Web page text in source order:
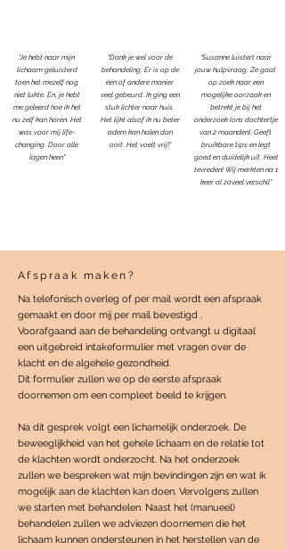
"Je hebt naar mijn
lichaam geluisterd
toen het mezelf nog
niet lukte. En, je hebt
me geleerd hoe ik het
nu zelf kan horen. Het
was voor mij life-
changing. Door alle
lagen heen"
"Dank je wel voor de
behandeling. Er is op de
één of andere manier
veel gebeurd. Ik ging een
stuk lichter naar huis.
Het lijkt alsof ik nu beter
adem kan halen dan
ooit. Het voelt vrij!"
“Susanne luistert naar
jouw hulpvraag. Ze gaat
op zoek naar een
mogelijke oorzaak en
betrekt je bij het
onderzoek (ons dochtertje
van 2 maanden). Geeft
bruikbare tips en legt
goed en duidelijk uit. Heel
tevreden! Wij merkten na 1
keer al zoveel verschil”
Afspraak maken?
Na telefonisch overleg of per mail wordt een afspraak
gemaakt en door mij per mail bevestigd .
Voorafgaand aan de behandeling ontvangt u digitaal
een uitgebreid intakeformulier met vragen over de
klacht en de algehele gezondheid.
Dit formulier zullen we op de eerste afspraak
doornemen om een compleet beeld te krijgen.
Na dit gesprek volgt een lichamelijk onderzoek. De
beweeglijkheid van het gehele lichaam en de relatie tot
de klachten wordt onderzocht. Na het onderzoek
zullen we bespreken wat mijn bevindingen zijn en wat ik
mogelijk aan de klachten kan doen. Vervolgens zullen
we starten met behandelen. Naast het (manueel)
behandelen zullen we adviezen doornemen die het
lichaam kunnen ondersteunen in het herstellen van de